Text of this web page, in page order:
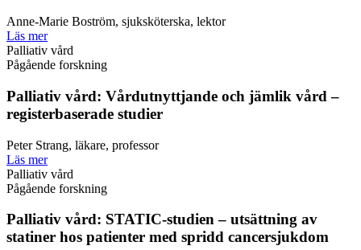
Anne-Marie Boström, sjuksköterska, lektor
Läs mer
Palliativ vård
Pågående forskning
Palliativ vård: Vårdutnyttjande och jämlik vård –
registerbaserade studier
Peter Strang, läkare, professor
Läs mer
Palliativ vård
Pågående forskning
Palliativ vård: STATIC-studien – utsättning av
statiner hos patienter med spridd cancersjukdom